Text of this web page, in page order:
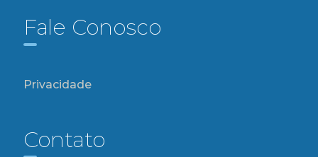
Fale Conosco
Privacidade
Contato